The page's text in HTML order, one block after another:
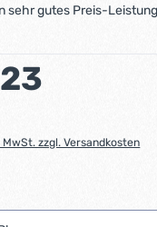
sehr gutes Preis-
Preis:
MwSt. zzgl. Versandkosten